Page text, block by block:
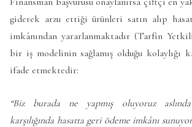
giderek arzu ettiği ürünleri satın alıp
imkânından yararlanmaktadır (Tarfin
bir iş modelinin sağlamış olduğu kolaylığı
ifade etmektedir:
“Biz burada ne yapmış oluyoruz
karşılığında hasatta geri ödeme imkânı